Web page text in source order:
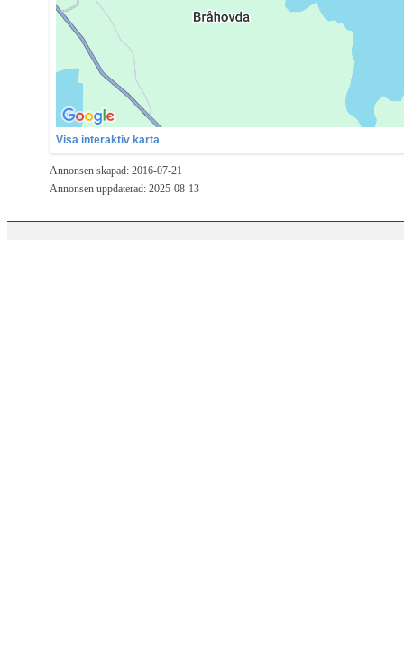
Visa interaktiv karta
Annonsen skapad: 2016-07-21
Annonsen uppdaterad: 2025-08-13